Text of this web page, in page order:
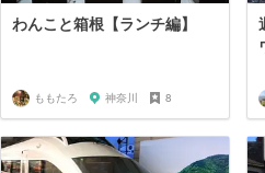
わんこと箱根【ランチ編】
ももたろ 神奈川 8